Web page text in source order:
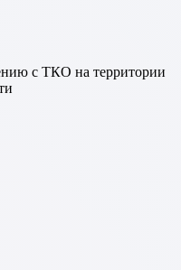
с ТКО на территории